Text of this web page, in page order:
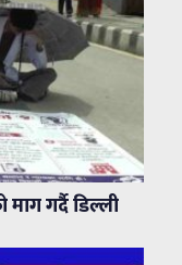
गर्दै डिल्ली